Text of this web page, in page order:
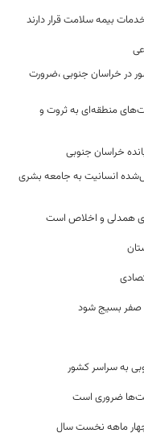
در خراسان جنوبی ،ضرورت
منطقه‌ای به ثروت و
انسانیت به جامعه بشری
همدلی و اخلاص است
صفر بسیج شود
ضروری است